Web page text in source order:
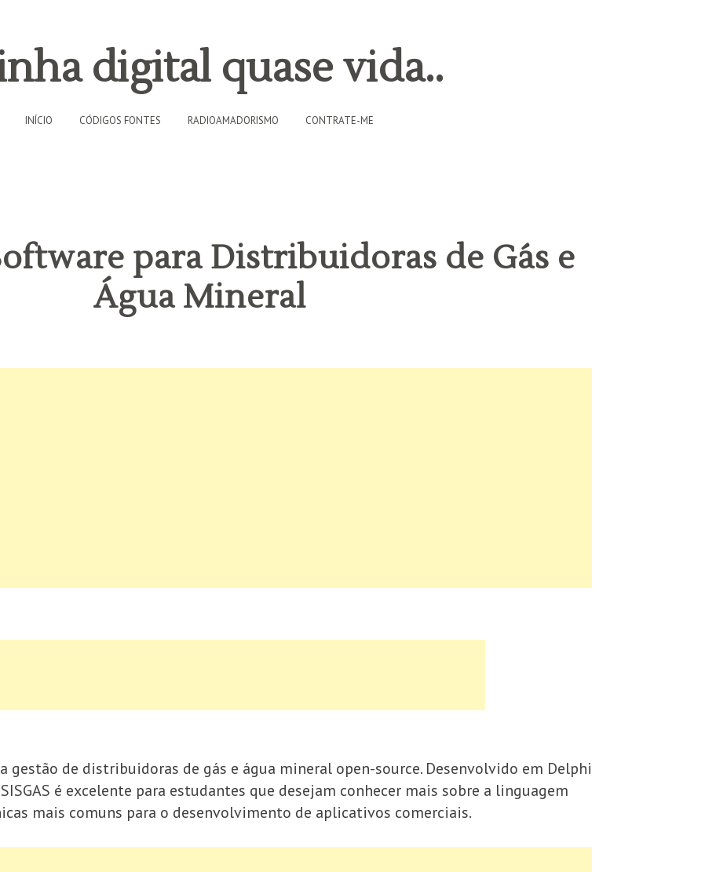
digital quase vida..
INÍCIO CÓDIGOS FONTES RADIOAMADORISMO CONTRATE-ME
para Distribuidoras de Gás e
Água Mineral
gestão de distribuidoras de gás e água mineral open-source. Desenvolvido em Delphi
é excelente para estudantes que desejam conhecer mais sobre a linguagem
mais comuns para o desenvolvimento de aplicativos comerciais.